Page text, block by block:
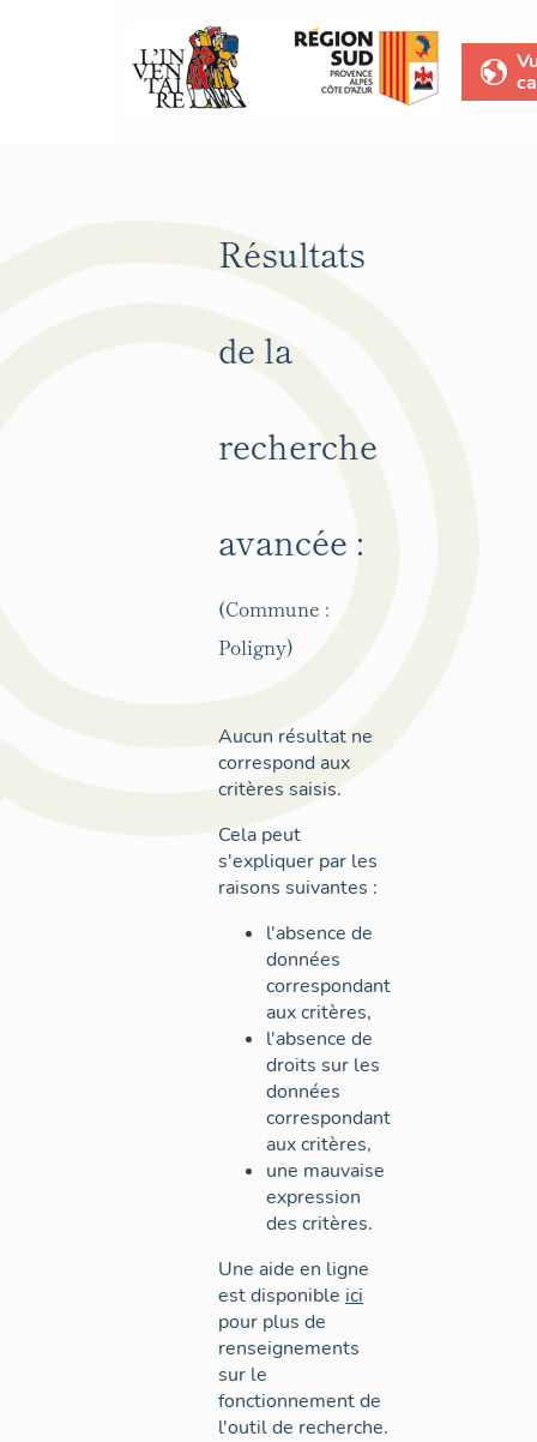
Résultats
de la
recherche
avancée :
(Commune :
Poligny)
Aucun résultat ne
correspond aux
critères saisis.
Cela peut
s'expliquer par les
raisons suivantes :
l'absence de
données
correspondant
aux critères,
l'absence de
droits sur les
données
correspondant
aux critères,
une mauvaise
expression
des critères.
Une aide en ligne
est disponible ici
pour plus de
renseignements
sur le
fonctionnement de
l'outil de recherche.